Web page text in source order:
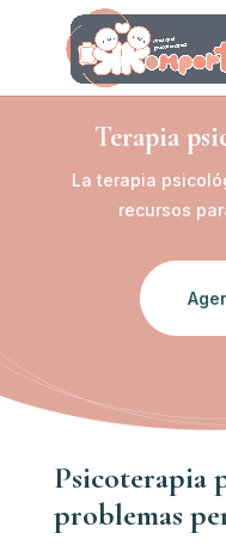
Terapia
La terapia
recursos
Psicoterapia
problemas